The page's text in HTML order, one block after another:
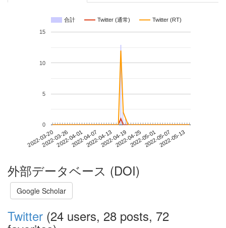
合計 Twitter (通常) Twitter (RT)
2022-03-202022-03-262022-04-012022-04-072022-04-132022-04-192022-04-252022-05-012022-05-072022-05-13
0
5
10
15
外部データベース (DOI)
Google Scholar
Twitter (24 users, 28 posts, 72